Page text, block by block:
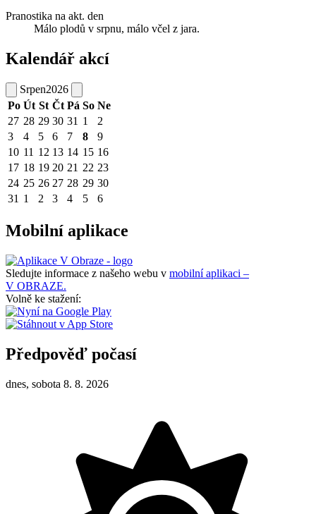
Pranostika na akt. den
Málo plodů v srpnu, málo včel z jara.
Kalendář akcí
Srpen2026
Po Út St Čt Pá So Ne
27 28 29 30 31 1
2
3
4 5 6 7 8
9
10 11 12 13 14 15 16
17 18 19 20 21 22 23
24 25 26 27 28 29 30
31 1 2 3 4 5 6
Mobilní aplikace
Sledujte informace z našeho webu v mobilní aplikaci –
V OBRAZE.
Volně ke stažení:
Předpověď počasí
dnes, sobota 8. 8. 2026